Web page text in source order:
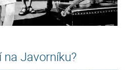
na Javorníku?